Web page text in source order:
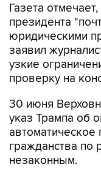
Газета
президента
юридическими
заявил
узкие
проверку на
30 июня
указ Трампа об
автоматическое
гражданства по
незаконным.